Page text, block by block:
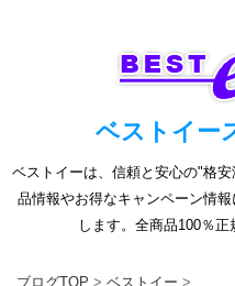
ベストイー
ベストイーは、信頼と安心の"格
品情報やお得なキャンペーン情
します。全商品100％正
ブログTOP > ベストイー >